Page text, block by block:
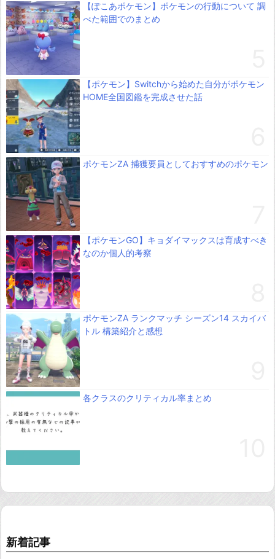
【ぽこあポケモン】ポケモンの行動について 調
べた範囲でのまとめ
【ポケモン】Switchから始めた自分がポケモン
HOME全国図鑑を完成させた話
ポケモンZA 捕獲要員としておすすめのポケモン
【ポケモンGO】キョダイマックスは育成すべき
なのか個人的考察
ポケモンZA ランクマッチ シーズン14 スカイバ
トル 構築紹介と感想
各クラスのクリティカル率まとめ
新着記事